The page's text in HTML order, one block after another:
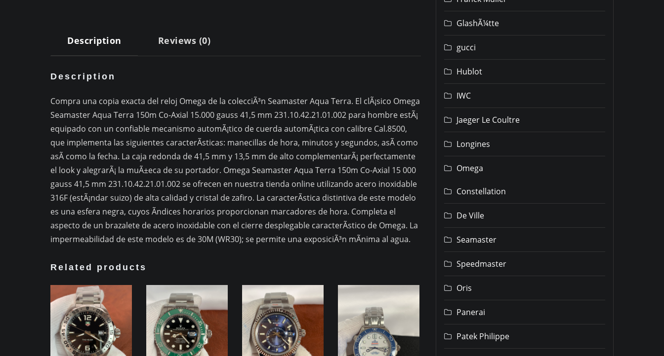
Description Reviews (0)
Description
Compra una copia exacta del reloj Omega de la colecciÃ³n Seamaster Aqua Terra. El clÃ¡sico Omega
Seamaster Aqua Terra 150m Co-Axial 15.000 gauss 41,5 mm 231.10.42.21.01.002 para hombre estÃ¡
equipado con un confiable mecanismo automÃ¡tico de cuerda automÃ¡tica con calibre Cal.8500,
que implementa las siguientes caracterÃ­sticas: manecillas de hora, minutos y segundos, asÃ­ como
asÃ­ como la fecha. La caja redonda de 41,5 mm y 13,5 mm de alto complementarÃ¡ perfectamente
el look y alegrarÃ¡ la muÃ±eca de su portador. Omega Seamaster Aqua Terra 150m Co-Axial 15 000
gauss 41,5 mm 231.10.42.21.01.002 se ofrecen en nuestra tienda online utilizando acero inoxidable
316F (estÃ¡ndar suizo) de alta calidad y cristal de zafiro. La caracterÃ­stica distintiva de este modelo
es una esfera negra, cuyos Ã­ndices horarios proporcionan marcadores de hora. Completa el
aspecto de un brazalete de acero inoxidable con el cierre desplegable caracterÃ­stico de Omega. La
impermeabilidad de este modelo es de 30M (WR30); se permite una exposiciÃ³n mÃ­nima al agua.
Related products
GlashÃ¼tte
gucci
Hublot
IWC
Jaeger Le Coultre
Longines
Omega
Constellation
De Ville
Seamaster
Speedmaster
Oris
Panerai
Patek Philippe